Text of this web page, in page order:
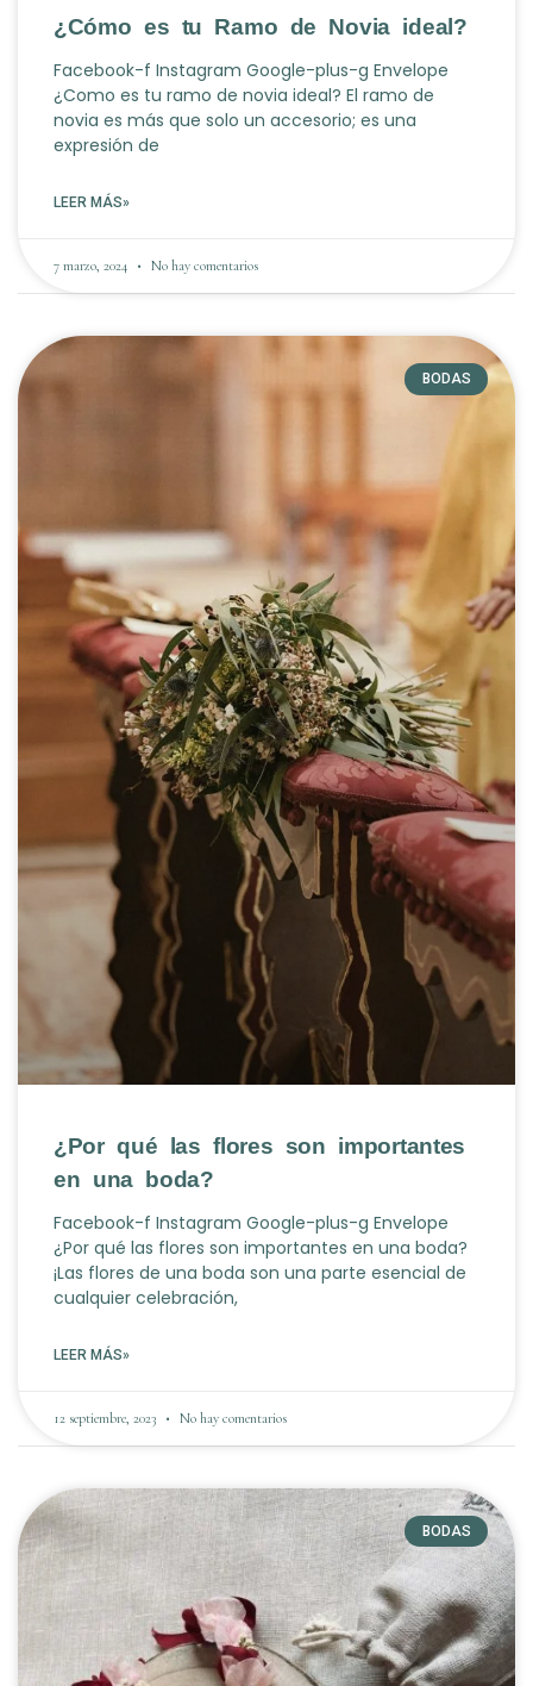
¿Cómo es tu Ramo de Novia ideal?
Facebook-f Instagram Google-plus-g Envelope
¿Como es tu ramo de novia ideal? El ramo de
novia es más que solo un accesorio; es una
expresión de
LEER MÁS»
7 marzo, 2024 No hay comentarios
BODAS
¿Por qué las flores son importantes
en una boda?
Facebook-f Instagram Google-plus-g Envelope
¿Por qué las flores son importantes en una boda?
¡Las flores de una boda son una parte esencial de
cualquier celebración,
LEER MÁS»
12 septiembre, 2023 No hay comentarios
BODAS